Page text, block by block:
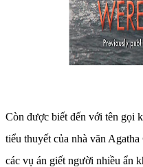
Còn được biết đến với tên gọi
tiểu thuyết của nhà văn
các vụ án giết người nhiều ẩn